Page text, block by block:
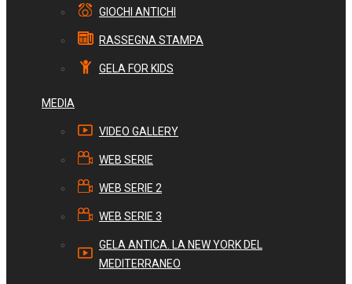
GIOCHI ANTICHI
RASSEGNA STAMPA
GELA FOR KIDS
MEDIA
VIDEO GALLERY
WEB SERIE
WEB SERIE 2
WEB SERIE 3
GELA ANTICA. LA NEW YORK DEL
MEDITERRANEO